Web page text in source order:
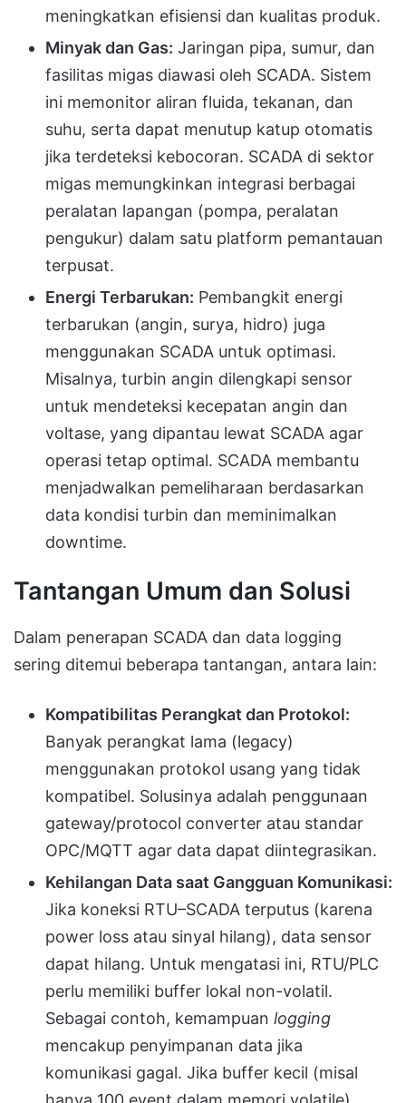
meningkatkan efisiensi dan kualitas produk.
Minyak dan Gas: Jaringan pipa, sumur, dan
fasilitas migas diawasi oleh SCADA. Sistem
ini memonitor aliran fluida, tekanan, dan
suhu, serta dapat menutup katup otomatis
jika terdeteksi kebocoran. SCADA di sektor
migas memungkinkan integrasi berbagai
peralatan lapangan (pompa, peralatan
pengukur) dalam satu platform pemantauan
terpusat.
Energi Terbarukan: Pembangkit energi
terbarukan (angin, surya, hidro) juga
menggunakan SCADA untuk optimasi.
Misalnya, turbin angin dilengkapi sensor
untuk mendeteksi kecepatan angin dan
voltase, yang dipantau lewat SCADA agar
operasi tetap optimal. SCADA membantu
menjadwalkan pemeliharaan berdasarkan
data kondisi turbin dan meminimalkan
downtime.
Tantangan Umum dan Solusi
Dalam penerapan SCADA dan data logging
sering ditemui beberapa tantangan, antara lain:
Kompatibilitas Perangkat dan Protokol:
Banyak perangkat lama (legacy)
menggunakan protokol usang yang tidak
kompatibel. Solusinya adalah penggunaan
gateway/protocol converter atau standar
OPC/MQTT agar data dapat diintegrasikan.
Kehilangan Data saat Gangguan Komunikasi:
Jika koneksi RTU–SCADA terputus (karena
power loss atau sinyal hilang), data sensor
dapat hilang. Untuk mengatasi ini, RTU/PLC
perlu memiliki buffer lokal non-volatil.
Sebagai contoh, kemampuan logging
mencakup penyimpanan data jika
komunikasi gagal. Jika buffer kecil (misal